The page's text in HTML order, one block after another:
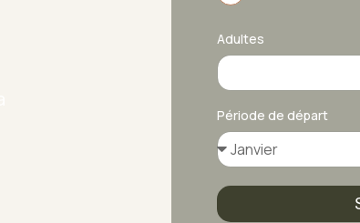
Adultes
Période de départ